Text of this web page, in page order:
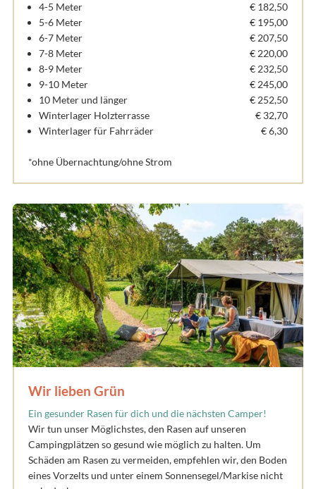
4-5 Meter
€ 182,50
5-6 Meter
€ 195,00
6-7 Meter
€ 207,50
7-8 Meter
€ 220,00
8-9 Meter
€ 232,50
9-10 Meter
€ 245,00
10 Meter und länger
€ 252,50
Winterlager Holzterrasse
€ 32,70
Winterlager für Fahrräder
€ 6,30
*ohne Übernachtung/ohne Strom
Wir lieben Grün
Ein gesunder Rasen für dich und die nächsten Camper!
Wir tun unser Möglichstes, den Rasen auf unseren
Campingplätzen so gesund wie möglich zu halten. Um
Schäden am Rasen zu vermeiden, empfehlen wir, den Boden
eines Vorzelts und unter einem Sonnensegel/Markise nicht